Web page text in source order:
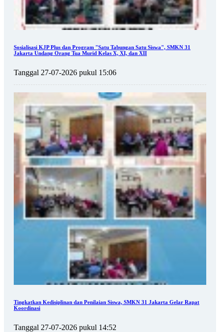
Sosialisasi KJP Plus dan Program "Satu Tabungan Satu Siswa", SMKN 31
Jakarta Undang Orang Tua Murid Kelas X, XI, dan XII
Tanggal 27-07-2026 pukul 15:06
Tingkatkan Kedisiplinan dan Penilaian Siswa, SMKN 31 Jakarta Gelar Rapat
Koordinasi
Tanggal 27-07-2026 pukul 14:52